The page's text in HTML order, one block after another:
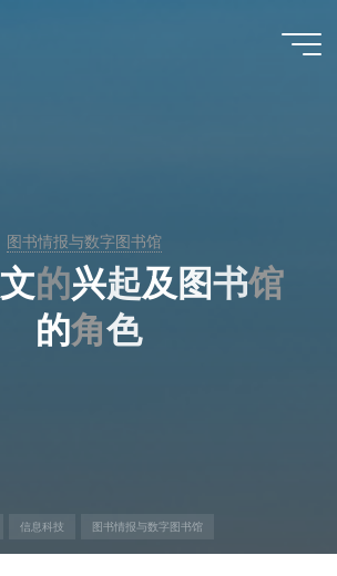
图书情报与数字图书馆
文的兴起及图书馆
的角色
信息科技 图书情报与数字图书馆